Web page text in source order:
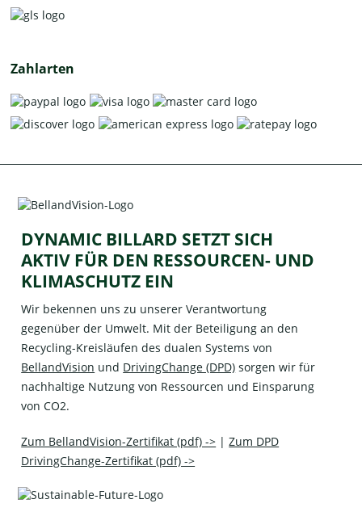
Zahlarten
DYNAMIC BILLARD SETZT SICH
AKTIV FÜR DEN RESSOURCEN- UND
KLIMASCHUTZ EIN
Wir bekennen uns zu unserer Verantwortung
gegenüber der Umwelt. Mit der Beteiligung an den
Recycling-Kreisläufen des dualen Systems von
BellandVision und DrivingChange (DPD) sorgen wir für
nachhaltige Nutzung von Ressourcen und Einsparung
von CO2.
Zum BellandVision-Zertifikat (pdf) -> |Zum DPD
DrivingChange-Zertifikat (pdf) ->